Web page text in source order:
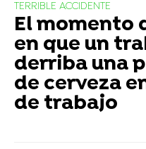
TERRIBLE ACCIDENTE
El momento
en que un
derriba una
de cerveza
de trabajo